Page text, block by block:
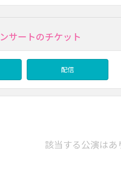
サートのチケット
配信
該当する公演はあ